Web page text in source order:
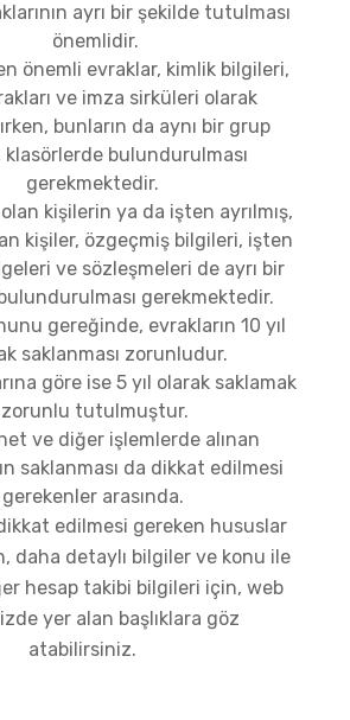
ayrı bir şekilde tutulması
önemlidir.
önemli evraklar, kimlik bilgileri,
ve imza sirküleri olarak
bunların da aynı bir grup
klasörlerde bulundurulması
gerekmektedir.
kişilerin ya da işten ayrılmış,
kişiler, özgeçmiş bilgileri, işten
ve sözleşmeleri de ayrı bir
gerekmektedir.
gereğinde, evrakların 10 yıl
saklanması zorunludur.
göre ise 5 yıl olarak saklamak
zorunlu tutulmuştur.
ve diğer işlemlerde alınan
saklanması da dikkat edilmesi
gerekenler arasında.
edilmesi gereken hususlar
daha detaylı bilgiler ve konu ile
hesap takibi bilgileri için, web
yer alan başlıklara göz
atabilirsiniz.